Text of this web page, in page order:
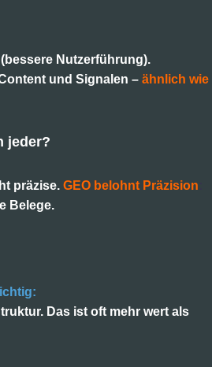
Nutzerführung).
und Signalen – ähnlich wie
jeder?
präzise. GEO belohnt Präzision
Belege.
Das ist oft mehr wert als